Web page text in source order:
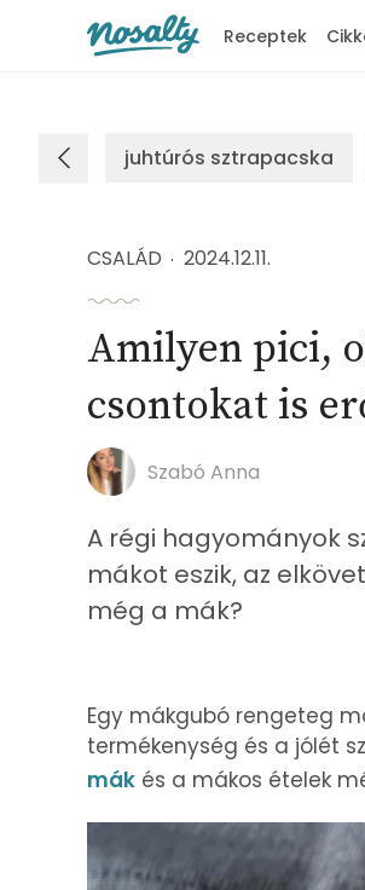
Receptek
juhtúrós sztrapacska
CSALÁD 2024.12.11.
Amilyen pici,
csontokat is
Szabó Anna
A régi hagyományok
mákot eszik, az
még a mák?
Egy mákgubó rengeteg
termékenység és a jólét
mák és a mákos ételek